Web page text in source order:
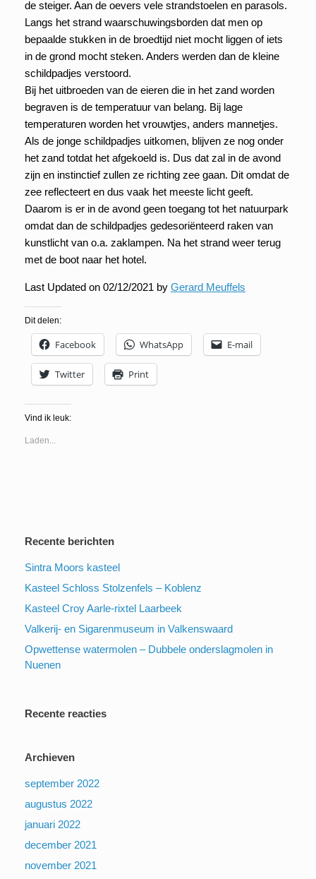
de steiger. Aan de oevers vele strandstoelen en parasols.
Langs het strand waarschuwingsborden dat men op
bepaalde stukken in de broedtijd niet mocht liggen of iets
in de grond mocht steken. Anders werden dan de kleine
schildpadjes verstoord.
Bij het uitbroeden van de eieren die in het zand worden
begraven is de temperatuur van belang. Bij lage
temperaturen worden het vrouwtjes, anders mannetjes.
Als de jonge schildpadjes uitkomen, blijven ze nog onder
het zand totdat het afgekoeld is. Dus dat zal in de avond
zijn en instinctief zullen ze richting zee gaan. Dit omdat de
zee reflecteert en dus vaak het meeste licht geeft.
Daarom is er in de avond geen toegang tot het natuurpark
omdat dan de schildpadjes gedesoriënteerd raken van
kunstlicht van o.a. zaklampen. Na het strand weer terug
met de boot naar het hotel.
Last Updated on 02/12/2021 by Gerard Meuffels
Dit delen:
Facebook WhatsApp E-mail
Twitter Print
Vind ik leuk:
Laden...
Recente berichten
Sintra Moors kasteel
Kasteel Schloss Stolzenfels – Koblenz
Kasteel Croy Aarle-rixtel Laarbeek
Valkerij- en Sigarenmuseum in Valkenswaard
Opwettense watermolen – Dubbele onderslagmolen in
Nuenen
Recente reacties
Archieven
september 2022
augustus 2022
januari 2022
december 2021
november 2021